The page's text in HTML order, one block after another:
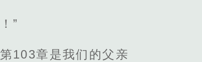
！”
第103章是我们的父亲